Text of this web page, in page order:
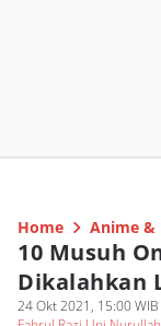
Home Anime &
10 Musuh
Dikalahkan
24 Okt 2021, 15:00 WIB